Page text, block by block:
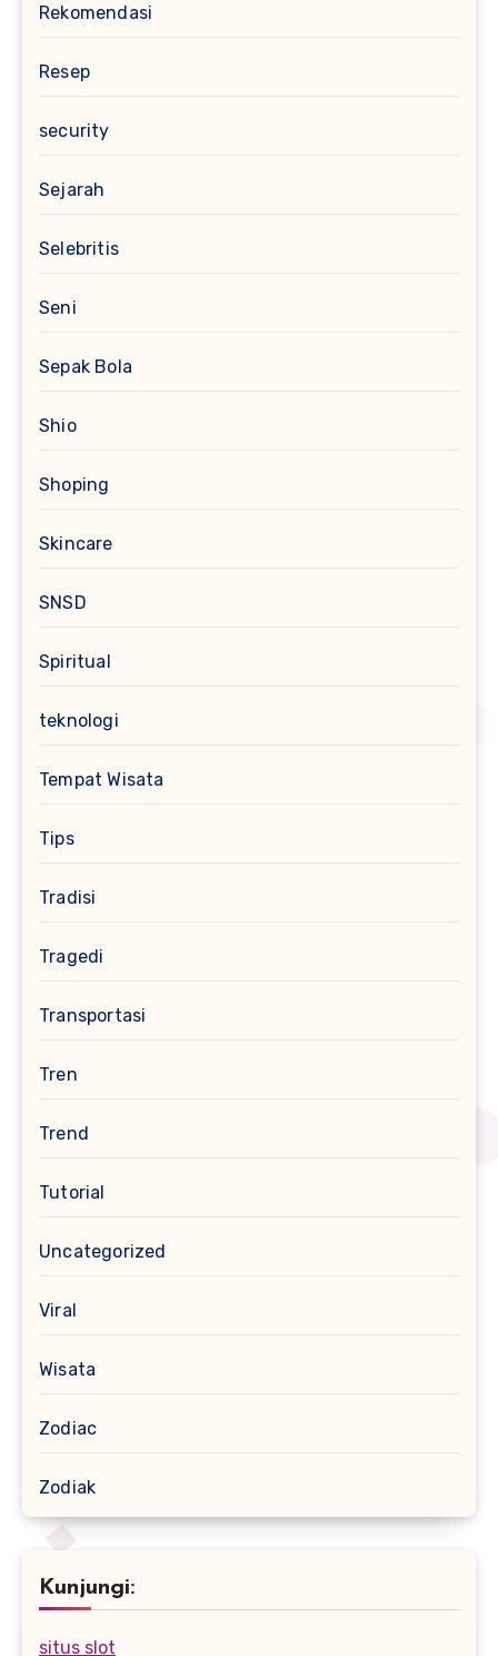
Rekomendasi
Resep
security
Sejarah
Selebritis
Seni
Sepak Bola
Shio
Shoping
Skincare
SNSD
Spiritual
teknologi
Tempat Wisata
Tips
Tradisi
Tragedi
Transportasi
Tren
Trend
Tutorial
Uncategorized
Viral
Wisata
Zodiac
Zodiak
Kunjungi:
situs slot